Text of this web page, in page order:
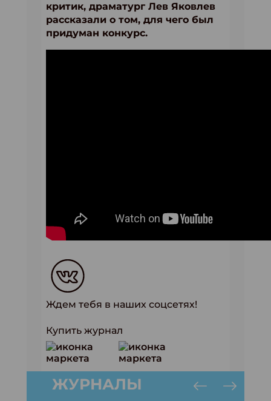
критик, драматург Лев Яковлев
рассказали о том, для чего был
придуман конкурс.
Ждем тебя в наших соцсетях!
Купить журнал
ЖУРНАЛЫ